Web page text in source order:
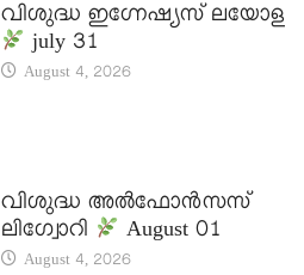
വിശുദ്ധ ഇഗ്നേഷ്യസ് ലയോള
july 31
August 4, 2026
വിശുദ്ധ അൽഫോൻസസ്
ലിഗ്വോറി
August 01
August 4, 2026